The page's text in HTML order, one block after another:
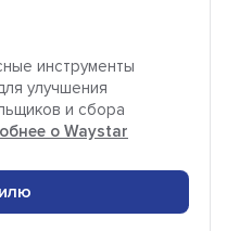
инструменты
улучшения
и сбора
о Waystar